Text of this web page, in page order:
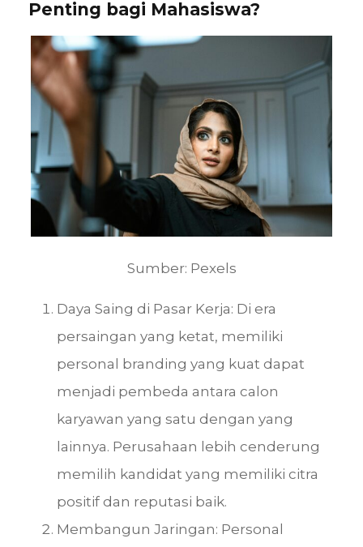
Penting bagi Mahasiswa?
Sumber: Pexels
Daya Saing di Pasar Kerja: Di era
persaingan yang ketat, memiliki
personal branding yang kuat dapat
menjadi pembeda antara calon
karyawan yang satu dengan yang
lainnya. Perusahaan lebih cenderung
memilih kandidat yang memiliki citra
positif dan reputasi baik.
Membangun Jaringan: Personal